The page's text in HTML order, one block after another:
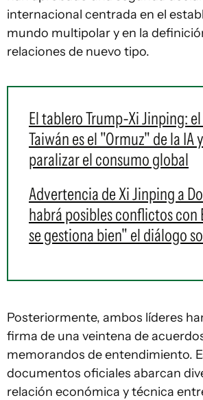
internacional centrada en el
mundo multipolar y en la
relaciones de nuevo tipo.
El tablero Trump-Xi Jinping:
Taiwán es el "Ormuz" de la IA
paralizar el consumo global
Advertencia de Xi Jinping a
habrá posibles conflictos con
se gestiona bien" el diálogo
Posteriormente, ambos líderes
firma de una veintena de
memorandos de entendimiento.
documentos oficiales abarcan
relación económica y técnica